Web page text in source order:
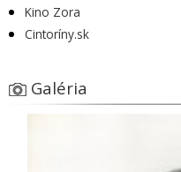
Kino Zora
Cintoríny.sk
Galéria